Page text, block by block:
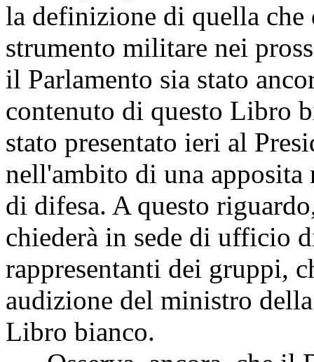
la definizione di quella che
strumento militare nei
il Parlamento sia stato
contenuto di questo Libro
stato presentato ieri al
nell'ambito di una
di difesa. A questo
chiederà in sede di ufficio
rappresentanti dei gruppi,
audizione del ministro
Libro bianco.